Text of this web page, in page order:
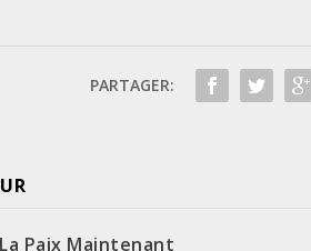
PARTAGER:
La Paix Maintenant